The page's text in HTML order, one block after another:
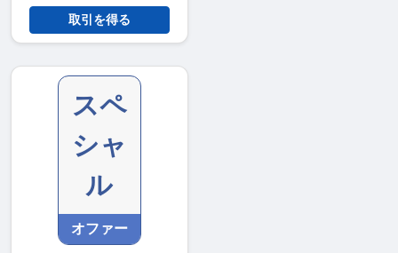
取引を得る
スペ
シャ
ル
オファー